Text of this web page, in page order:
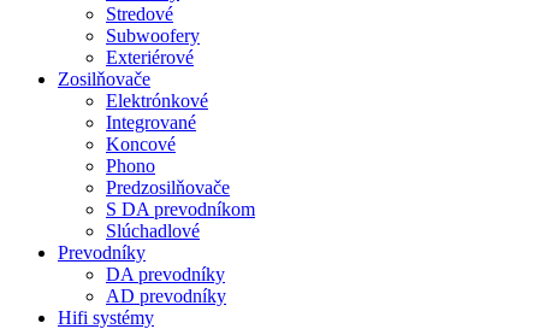
Stredové
Subwoofery
Exteriérové
Zosilňovače
Elektrónkové
Integrované
Koncové
Phono
Predzosilňovače
S DA prevodníkom
Slúchadlové
Prevodníky
DA prevodníky
AD prevodníky
Hifi systémy